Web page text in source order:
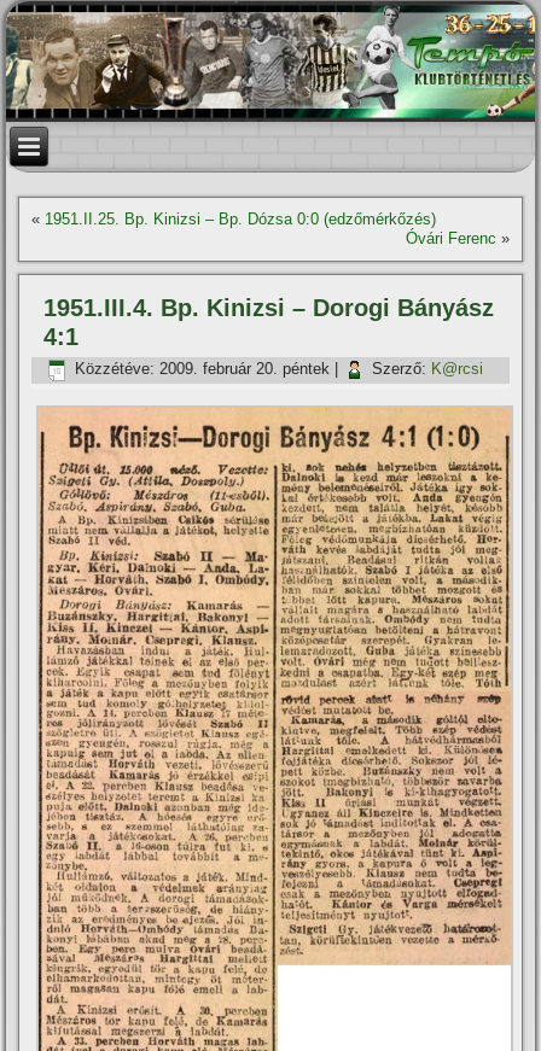
« 1951.II.25. Bp. Kinizsi – Bp. Dózsa 0:0 (edzőmérkőzés)
Óvári Ferenc »
1951.III.4. Bp. Kinizsi – Dorogi Bányász
4:1
Közzétéve: 2009. február 20. péntek Szerző: K@rcsi